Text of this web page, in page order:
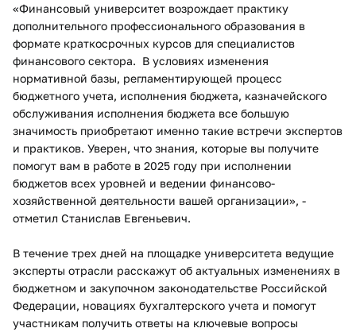
«Финансовый университет возрождает практику
дополнительного профессионального образования в
формате краткосрочных курсов для специалистов
финансового сектора. В условиях изменения
нормативной базы, регламентирующей процесс
бюджетного учета, исполнения бюджета, казначейского
обслуживания исполнения бюджета все большую
значимость приобретают именно такие встречи экспертов
и практиков. Уверен, что знания, которые вы получите
помогут вам в работе в 2025 году при исполнении
бюджетов всех уровней и ведении финансово-
хозяйственной деятельности вашей организации», -
отметил Станислав Евгеньевич.
В течение трех дней на площадке университета ведущие
эксперты отрасли расскажут об актуальных изменениях в
бюджетном и закупочном законодательстве Российской
Федерации, новациях бухгалтерского учета и помогут
участникам получить ответы на ключевые вопросы